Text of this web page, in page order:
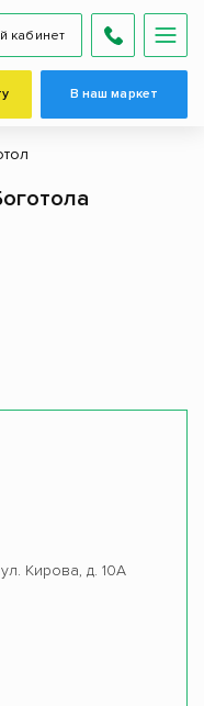
кабинет
В наш маркет
Кирова, д. 10А